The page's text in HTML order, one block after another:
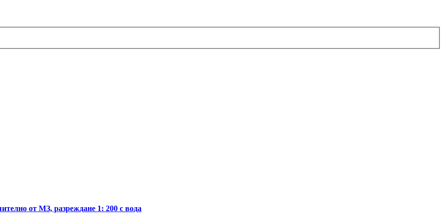
от МЗ, разреждане 1: 200 с вода